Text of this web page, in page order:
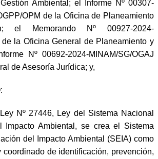
Ambiental; el Informe Nº 00307-
OPM de la Oficina de Planeamiento
el Memorando Nº 00927-2024-
de la Oficina General de Planeamiento y
Nº 00692-2024-MINAM/SG/OGAJ
de Asesoría Jurídica; y,
Nº 27446, Ley del Sistema Nacional
Impacto Ambiental, se crea el Sistema
del Impacto Ambiental (SEIA) como
coordinado de identificación, prevención,